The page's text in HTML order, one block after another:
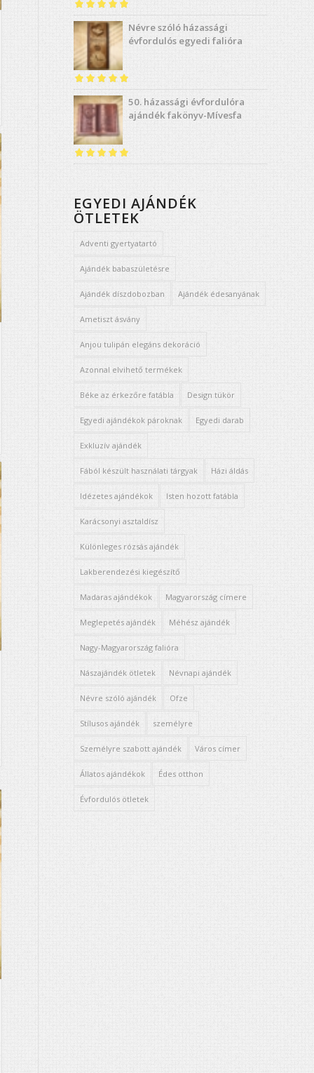
Értékelés:5.00
Névre szóló házassági
évfordulós egyedi falióra
Értékelés:4.91
50. házassági évfordulóra
ajándék fakönyv-Mívesfa
Értékelés:5.00
EGYEDI AJÁNDÉK
ÖTLETEK
Adventi gyertyatartó
Ajándék babaszületésre
Ajándék díszdobozban Ajándék édesanyának
Ametiszt ásvány
Anjou tulipán elegáns dekoráció
Azonnal elvihető termékek
Béke az érkezőre fatábla Design tükör
Egyedi ajándékok pároknak Egyedi darab
Exkluzív ajándék
Fából készült használati tárgyak Házi áldás
Idézetes ajándékok Isten hozott fatábla
Karácsonyi asztaldísz
Különleges rózsás ajándék
Lakberendezési kiegészítő
Madaras ajándékok Magyarország címere
Meglepetés ajándék Méhész ajándék
Nagy-Magyarország falióra
Nászajándék ötletek Névnapi ajándék
Névre szóló ajándék Ofze
Stílusos ajándék személyre
Személyre szabott ajándék Város címer
Állatos ajándékok Édes otthon
Évfordulós ötletek